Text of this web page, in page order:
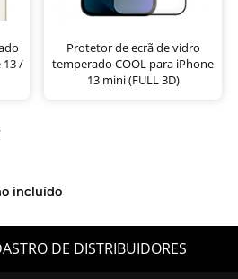
13 /
Protetor de ecrã de vidro
temperado COOL para iPhone
13 mini (FULL 3D)
incluído
DE DISTRIBUIDORES